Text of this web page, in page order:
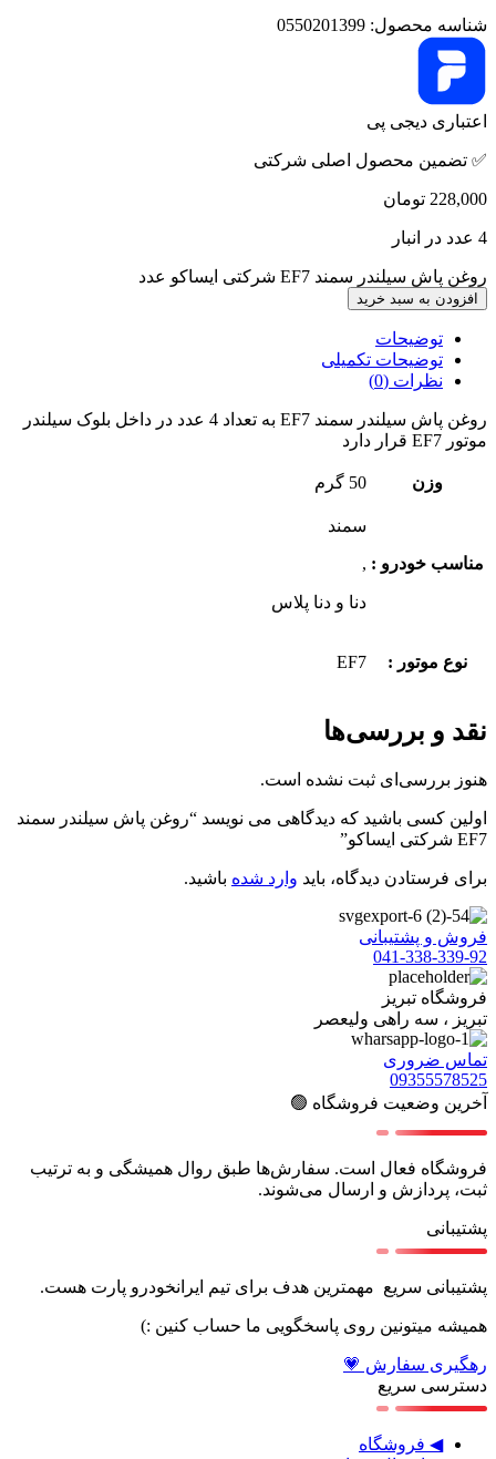
شناسه محصول: 0550201399
اعتباری دیجی پی
✅ تضمین محصول اصلی شرکتی
228,000 تومان
4 عدد در انبار
روغن پاش سیلندر سمند EF7 شرکتی ایساکو عدد
افزودن به سبد خرید
توضیحات
توضیحات تکمیلی
نظرات (0)
روغن پاش سیلندر سمند EF7 به تعداد 4 عدد در داخل بلوک سیلندر
موتور EF7 قرار دارد
وزن 50 گرم
مناسب خودرو :
سمند
,
دنا و دنا پلاس
نوع موتور : EF7
نقد و بررسی‌ها
هنوز بررسی‌ای ثبت نشده است.
اولین کسی باشید که دیدگاهی می نویسد “روغن پاش سیلندر سمند
EF7 شرکتی ایساکو”
برای فرستادن دیدگاه، باید وارد شده باشید.
فروش و پشتیبانی
041-338-339-92
فروشگاه تبریز
تبریز ، سه راهی ولیعصر
تماس ضروری
09355578525
آخرین وضعیت فروشگاه 🟢
فروشگاه فعال است. سفارش‌ها طبق روال همیشگی و به ترتیب
ثبت، پردازش و ارسال می‌شوند.
پشتیبانی
پشتیبانی سریع مهمترین هدف برای تیم ایرانخودرو پارت هست.
همیشه میتونین روی پاسخگویی ما حساب کنین :)
رهگیری سفارش 💗
دسترسی سریع
◀ فروشگاه